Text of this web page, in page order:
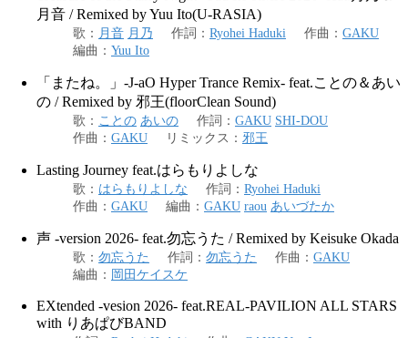
月音 / Remixed by Yuu Ito(U-RASIA)
歌 ： 月音 月乃 作詞 ： Ryohei Haduki 作曲 ： GAKU
編曲 ： Yuu Ito
「またね。」-J-aO Hyper Trance Remix- feat.ことの＆あい
の / Remixed by 邪王(floorClean Sound)
歌 ： ことの あいの 作詞 ： GAKU SHI-DOU
作曲 ： GAKU リミックス ： 邪王
Lasting Journey feat.はらもりよしな
歌 ： はらもりよしな 作詞 ： Ryohei Haduki
作曲 ： GAKU 編曲 ： GAKU raou あいづたか
声 -version 2026- feat.勿忘うた / Remixed by Keisuke Okada
歌 ： 勿忘うた 作詞 ： 勿忘うた 作曲 ： GAKU
編曲 ： 岡田ケイスケ
EXtended -vesion 2026- feat.REAL-PAVILION ALL STARS
with りあぱびBAND